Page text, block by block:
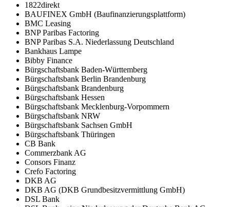
1822direkt
BAUFINEX GmbH (Baufinanzierungsplattform)
BMC Leasing
BNP Paribas Factoring
BNP Paribas S.A. Niederlassung Deutschland
Bankhaus Lampe
Bibby Finance
Bürgschaftsbank Baden-Württemberg
Bürgschaftsbank Berlin Brandenburg
Bürgschaftsbank Brandenburg
Bürgschaftsbank Hessen
Bürgschaftsbank Mecklenburg-Vorpommern
Bürgschaftsbank NRW
Bürgschaftsbank Sachsen GmbH
Bürgschaftsbank Thüringen
CB Bank
Commerzbank AG
Consors Finanz
Crefo Factoring
DKB AG
DKB AG (DKB Grundbesitzvermittlung GmbH)
DSL Bank